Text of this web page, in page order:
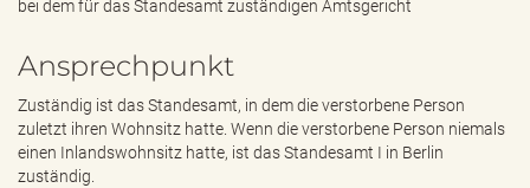
bei dem für das Standesamt zuständigen Amtsgericht
Ansprechpunkt
Zuständig ist das Standesamt, in dem die verstorbene Person
zuletzt ihren Wohnsitz hatte. Wenn die verstorbene Person niemals
einen Inlandswohnsitz hatte, ist das Standesamt I in Berlin
zuständig.